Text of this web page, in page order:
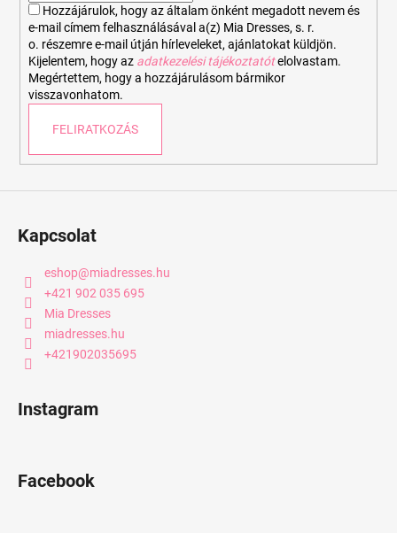
Hozzájárulok, hogy az általam önként megadott nevem és
e-mail címem felhasználásával a(z) Mia Dresses, s. r.
o. részemre e-mail útján hírleveleket, ajánlatokat küldjön.
Kijelentem, hogy az adatkezelési tájékoztatót elolvastam.
Megértettem, hogy a hozzájárulásom bármikor
visszavonhatom.
FELIRATKOZÁS
Kapcsolat
eshop@miadresses.hu
+421 902 035 695
Mia Dresses
miadresses.hu
+421902035695
Instagram
Facebook